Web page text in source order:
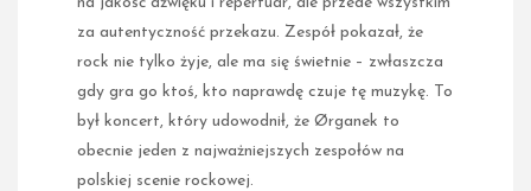
za autentyczność przekazu. Zespół pokazał, że
rock nie tylko żyje, ale ma się świetnie – zwłaszcza
gdy gra go ktoś, kto naprawdę czuje tę muzykę. To
był koncert, który udowodnił, że Ørganek to
obecnie jeden z najważniejszych zespołów na
polskiej scenie rockowej.